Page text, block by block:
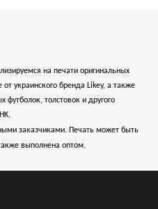
на печати оригинальных
украинского бренда Likey, а также
толстовок и другого
заказчиками. Печать может быть
выполнена оптом.